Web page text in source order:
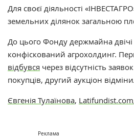
Для своєї діяльності
земельних ділянок загальною
До цього Фонду держмайна
конфіскований агрохолдинг.
відбувся через відсутність
покупців, другий аукціон
Євгенія Тулаїнова, Latifundist.com
Реклама